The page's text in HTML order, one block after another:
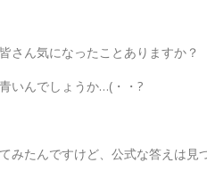
さん気になったことありますか？
いんでしょうか…(・・?
みたんですけど、公式な答えは見